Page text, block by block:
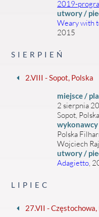
2019-
utwory /
Weary with
2015
SIERPIEŃ
2.VIII - Sopot, Polska
miejsce /
2 sierpnia
Sopot, Polska
Polska
Wojciech
utwory /
Adagietto,
LIPIEC
27.VII - Częstochowa,